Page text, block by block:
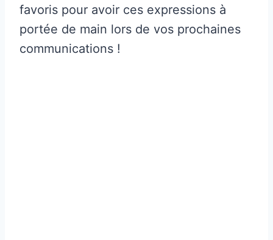
favoris pour avoir ces expressions à
portée de main lors de vos prochaines
communications !